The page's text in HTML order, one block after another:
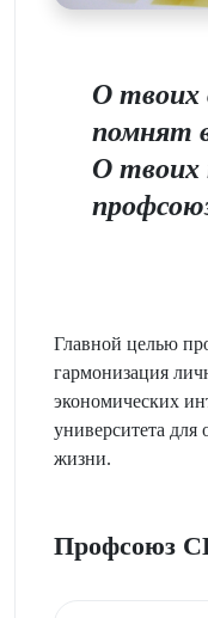
О твоих
помнят
О твоих
Главной целью
гармонизация
экономических
университета для
жизни.
Профсоюз